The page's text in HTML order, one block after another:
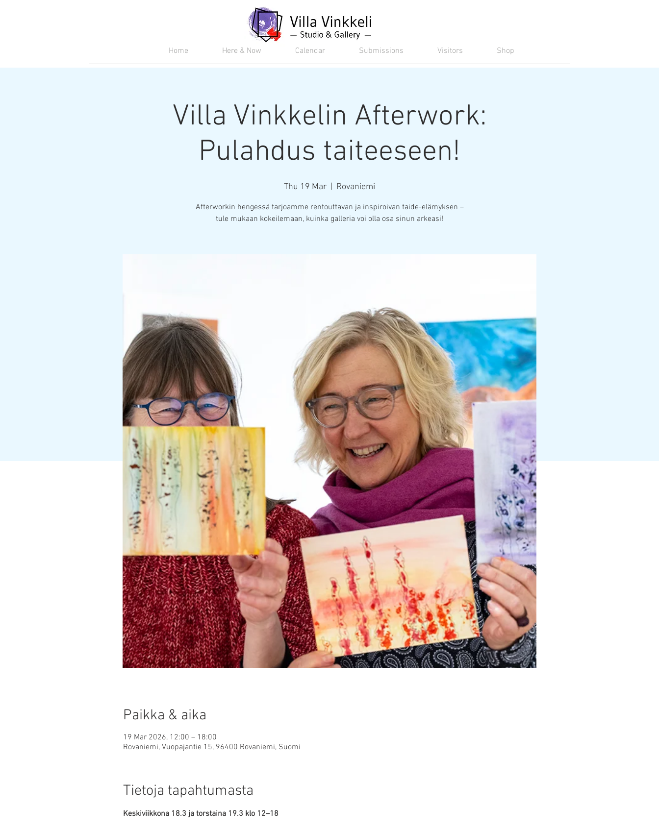
Home Here & Now Calendar Submissions Visitors Shop
Villa Vinkkelin Afterwork:
Pulahdus taiteeseen!
Thu 19 Mar Rovaniemi
Afterworkin hengessä tarjoamme rentouttavan ja inspiroivan taide-elämyksen –
tule mukaan kokeilemaan, kuinka galleria voi olla osa sinun arkeasi!
Paikka & aika
19 Mar 2026, 12:00 – 18:00
Rovaniemi, Vuopajantie 15, 96400 Rovaniemi, Suomi
Tietoja tapahtumasta
Keskiviikkona 18.3 ja torstaina 19.3 klo 12–18